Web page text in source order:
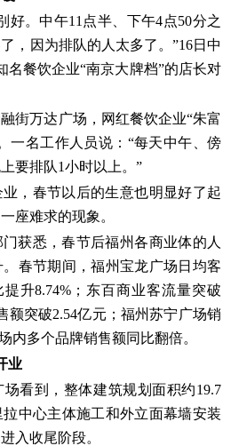
好。中午11点半、下午4点50分之
，因为排队的人太多了。”16日中
名餐饮企业“南京大牌档”的店长对
街万达广场，网红餐饮企业“朱富
一名工作人员说：“每天中午、傍
要排队1小时以上。”
，春节以后的生意也明显好了起
座难求的现象。
获悉，春节后福州各商业体的人
春节期间，福州宝龙广场日均客
升8.74%；东百商业客流量突破
额突破2.54亿元；福州苏宁广场销
内多个品牌销售额同比翻倍。
业
看到，整体建筑规划面积约19.7
中心主体施工和外立面幕墙安装
入收尾阶段。